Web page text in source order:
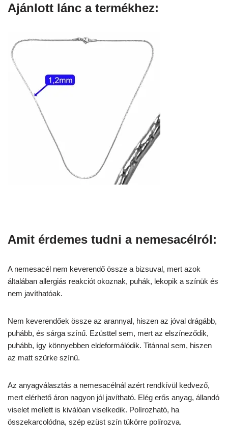
Ajánlott lánc a termékhez:
Amit érdemes tudni a nemesacélról:
A nemesacél nem keverendő össze a bizsuval, mert azok
általában allergiás reakciót okoznak, puhák, lekopik a színük és
nem javíthatóak.
Nem keverendőek össze az arannyal, hiszen az jóval drágább,
puhább, és sárga színű. Ezüsttel sem, mert az elszíneződik,
puhább, így könnyebben eldeformálódik. Titánnal sem, hiszen
az matt szürke színű.
Az anyagválasztás a nemesacélnál azért rendkívül kedvező,
mert elérhető áron nagyon jól javítható. Elég erős anyag, állandó
viselet mellett is kiválóan viselkedik. Polírozható, ha
összekarcolódna, szép ezüst szín tükörre polírozva.